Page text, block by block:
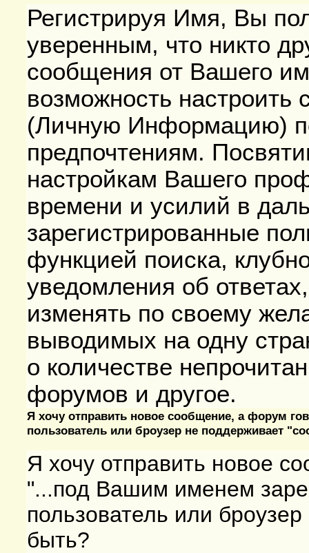
Регистрируя Имя, Вы
уверенным, что никто
сообщения от Вашего
возможность
(Личную Информацию)
предпочтениям.
настройкам Вашего
времени и усилий в
зарегистрированные
функцией поиска,
уведомления об
изменять по своему
выводимых на одну
о количестве
форумов и другое.
Я хочу отправить новое сообщение, а форум
пользователь или броузер не поддерживает
Я хочу отправить новое
"...под Вашим именем
пользователь или
быть?